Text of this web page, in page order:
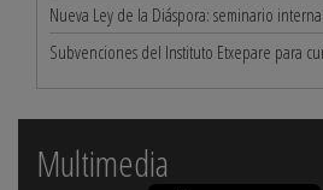
Nueva Ley de la Diáspora: seminario
Subvenciones del Instituto Etxepare para
Multimedia